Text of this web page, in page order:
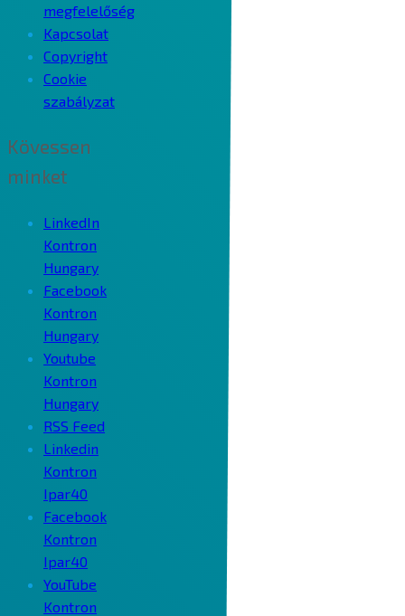
megfelelőség
Kapcsolat
Copyright
Cookie
szabályzat
Kövessen
minket
LinkedIn
Kontron
Hungary
Facebook
Kontron
Hungary
Youtube
Kontron
Hungary
RSS Feed
Linkedin
Kontron
Ipar40
Facebook
Kontron
Ipar40
YouTube
Kontron